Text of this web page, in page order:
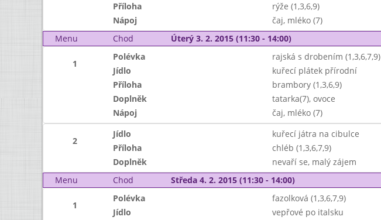
Příloha
rýže (1,3,6,9)
Nápoj
čaj, mléko (7)
Menu
Chod Úterý 3. 2. 2015 (11:30 - 14:00)
1
Polévka
rajská s drobením (1,3,6,7,9)
Jídlo
kuřecí plátek přírodní
Příloha
brambory (1,3,6,9)
Doplněk
tatarka(7), ovoce
Nápoj
čaj, mléko (7)
2
Jídlo
kuřecí játra na cibulce
Příloha
chléb (1,3,6,7,9)
Doplněk
nevaří se, malý zájem
Menu
Chod Středa 4. 2. 2015 (11:30 - 14:00)
1
Polévka
fazolková (1,3,6,7,9)
Jídlo
vepřové po italsku